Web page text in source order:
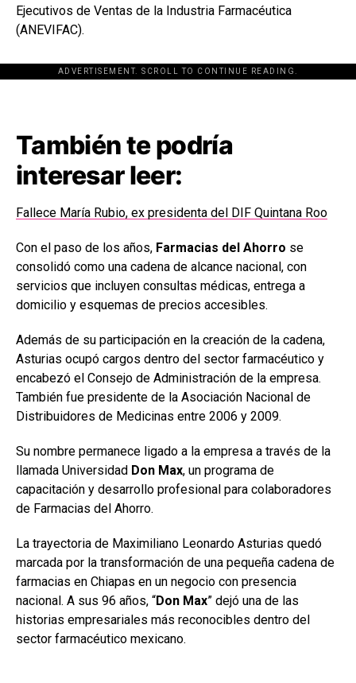
Ejecutivos de Ventas de la Industria Farmacéutica
(ANEVIFAC).
ADVERTISEMENT. SCROLL TO CONTINUE READING.
[adsforwp id="243463"]
También te podría
interesar leer:
Fallece María Rubio, ex presidenta del DIF Quintana Roo
Con el paso de los años, Farmacias del Ahorro se
consolidó como una cadena de alcance nacional, con
servicios que incluyen consultas médicas, entrega a
domicilio y esquemas de precios accesibles.
Además de su participación en la creación de la cadena,
Asturias ocupó cargos dentro del sector farmacéutico y
encabezó el Consejo de Administración de la empresa.
También fue presidente de la Asociación Nacional de
Distribuidores de Medicinas entre 2006 y 2009.
Su nombre permanece ligado a la empresa a través de la
llamada Universidad Don Max, un programa de
capacitación y desarrollo profesional para colaboradores
de Farmacias del Ahorro.
La trayectoria de Maximiliano Leonardo Asturias quedó
marcada por la transformación de una pequeña cadena de
farmacias en Chiapas en un negocio con presencia
nacional. A sus 96 años, “Don Max” dejó una de las
historias empresariales más reconocibles dentro del
sector farmacéutico mexicano.